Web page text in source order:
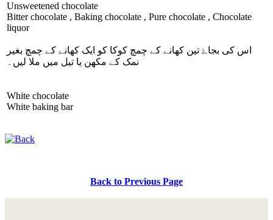
Unsweetened chocolate
Bitter chocolate , Baking chocolate , Pure chocolate , Chocolate
liquor
اس کی بجاۓ تین کھانے کے چمچ کوکا کو ایک کھانے کے چمچ بغیر
نمک کے مکھن یا تیل میں ملا لیں۔
White chocolate
White baking bar
Back to Previous Page